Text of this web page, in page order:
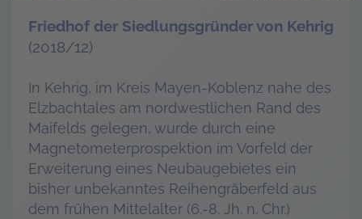
Friedhof der Siedlungsgründer von Kehrig
(2018/12)
In Kehrig, im Kreis Mayen-Koblenz nahe des
Elzbachtales am nordwestlichen Rand des
Maifelds gelegen, wurde durch eine
Magnetometerprospektion im Vorfeld der
Erweiterung eines Neubaugebietes ein
bisher unbekanntes Reihengräberfeld aus
dem frühen Mittelalter (6.-8. Jh. n. Chr.)